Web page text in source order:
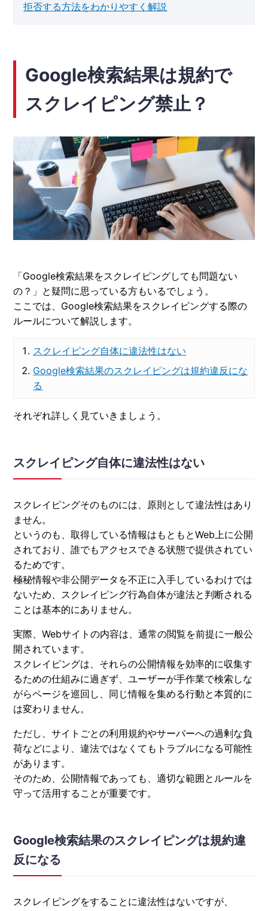
拒否する方法をわかりやすく解説
Google検索結果は規約で
スクレイピング禁止？
「Google検索結果をスクレイピングしても問題ない
の？」と疑問に思っている方もいるでしょう。
ここでは、Google検索結果をスクレイピングする際の
ルールについて解説します。
スクレイピング自体に違法性はない
Google検索結果のスクレイピングは規約違反にな
る
それぞれ詳しく見ていきましょう。
スクレイピング自体に違法性はない
スクレイピングそのものには、原則として違法性はあり
ません。
というのも、取得している情報はもともとWeb上に公開
されており、誰でもアクセスできる状態で提供されてい
るためです。
極秘情報や非公開データを不正に入手しているわけでは
ないため、スクレイピング行為自体が違法と判断される
ことは基本的にありません。
実際、Webサイトの内容は、通常の閲覧を前提に一般公
開されています。
スクレイピングは、それらの公開情報を効率的に収集す
るための仕組みに過ぎず、ユーザーが手作業で検索しな
がらページを巡回し、同じ情報を集める行動と本質的に
は変わりません。
ただし、サイトごとの利用規約やサーバーへの過剰な負
荷などにより、違法ではなくてもトラブルになる可能性
があります。
そのため、公開情報であっても、適切な範囲とルールを
守って活用することが重要です。
Google検索結果のスクレイピングは規約違
反になる
スクレイピングをすることに違法性はないですが、